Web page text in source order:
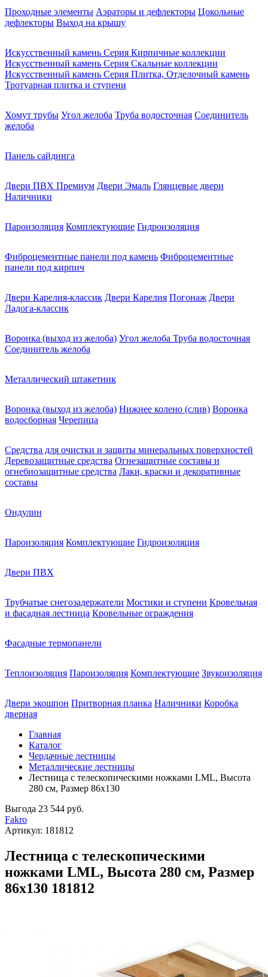
Проходные элементы Аэраторы и дефлекторы Цокольные
дефлекторы Выход на крышу
Искусственный камень Серия Кирпичные коллекции
Искусственный камень Серия Скальные коллекции
Искусственный камень Серия Плитка, Отделочный камень
Тротуарная плитка и ступени
Хомут трубы Угол желоба Труба водосточная Соединитель
желоба
Панель сайдинга
Двери ПВХ Премиум Двери Эмаль Глянцевые двери
Наличники
Пароизоляция Комплектующие Гидроизоляция
Фиброцементные панели под камень Фиброцементные
панели под кирпич
Двери Карелия-классик Двери Карелия Погонаж Двери
Ладога-классик
Воронка (выход из желоба) Угол желоба Труба водосточная
Соединитель желоба
Металлический штакетник
Воронка (выход из желоба) Нижнее колено (слив) Воронка
водосборная Черепица
Средства для очистки и защиты минеральных поверхностей
Деревозащитные средства Огнезащитные составы и
огнебиозащитные средства Лаки, краски и декоративные
составы
Ондулин
Пароизоляция Комплектующие Гидроизоляция
Двери ПВХ
Трубчатые снегозадержатели Мостики и ступени Кровельная
и фасадная лестница Кровельные ограждения
Фасадные термопанели
Теплоизоляция Пароизоляция Комплектующие Звукоизоляция
Двери экошпон Притворная планка Наличники Коробка
дверная
Главная
Каталог
Чердачные лестницы
Металлические лестницы
Лестница с телескопическими ножками LML, Высота
280 см, Размер 86х130
Выгода 23 544 руб.
Fakro
Артикул: 181812
Лестница с телескопическими
ножками LML, Высота 280 см, Размер
86х130 181812